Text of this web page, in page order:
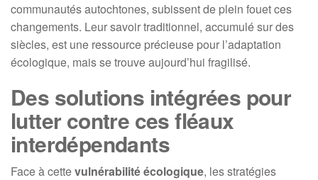
communautés autochtones, subissent de plein fouet ces
changements. Leur savoir traditionnel, accumulé sur des
siècles, est une ressource précieuse pour l’adaptation
écologique, mais se trouve aujourd’hui fragilisé.
Des solutions intégrées pour
lutter contre ces fléaux
interdépendants
Face à cettevulnérabilité écologique, les stratégies